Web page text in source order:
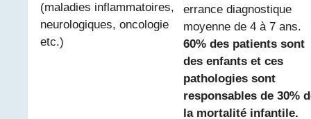
(maladies inflammatoires,
neurologiques, oncologie
etc.)
errance diagnostique
moyenne de 4 à 7 ans.
60% des patients sont
des enfants et ces
pathologies sont
responsables de 30%
la mortalité infantile.